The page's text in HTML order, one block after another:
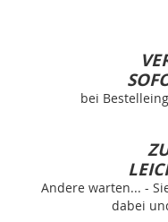
bei
Andere warten... -
dabei